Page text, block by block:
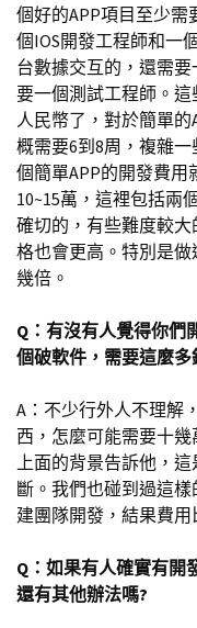
個好的APP項目至少
個IOS開發工程師和一
台數據交互的，還需
要一個測試工程師。
人民幣了，對於簡單
概需要6到8周，複雜
個簡單APP的開發費用
10~15萬，這裡包括兩
確切的，有些難度較
格也會更高。特別是
幾倍。
Q：有沒有人覺得你們
個破軟件，需要這麼多
A：不少行外人不理解
西，怎麼可能需要十
上面的背景告訴他，
斷。我們也碰到過這
建團隊開發，結果費
Q：如果有人確實有開
還有其他辦法嗎?